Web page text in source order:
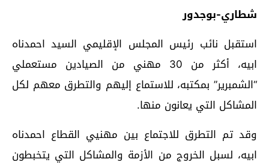
شطاري-بوجدور
استقبل نائب رئيس المجلس الإقليمي السيد احمدناه
ابيه، أكثر من 30 مهني من الصيادين مستعملي
“الشمبرير” بمكتبه، للاستماع إليهم والتطرق معهم لكل
المشاكل التي يعانون منها.
وقد تم التطرق للاجتماع بين مهنيي القطاع احمدناه
ابيه، لسبل الخروج من الأزمة والمشاكل التي يتخبطون